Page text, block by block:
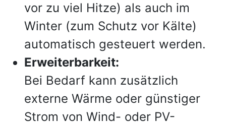
vor zu viel Hitze) als auch im
Winter (zum Schutz vor Kälte)
automatisch gesteuert werden.
Erweiterbarkeit:
Bei Bedarf kann zusätzlich
externe Wärme oder günstiger
Strom von Wind- oder PV-